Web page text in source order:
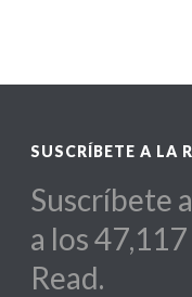
SUSCRÍBETE A LA
Suscríbete
a los
Read.